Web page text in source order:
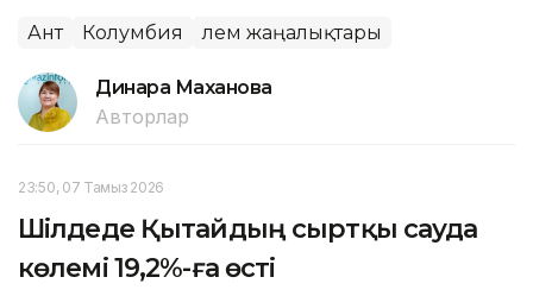
Ант Колумбия Әлем жаңалықтары
Динара Маханова
Авторлар
23:50, 07 Тамыз 2026
Шілдеде Қытайдың сыртқы сауда
көлемі 19,2%-ға өсті